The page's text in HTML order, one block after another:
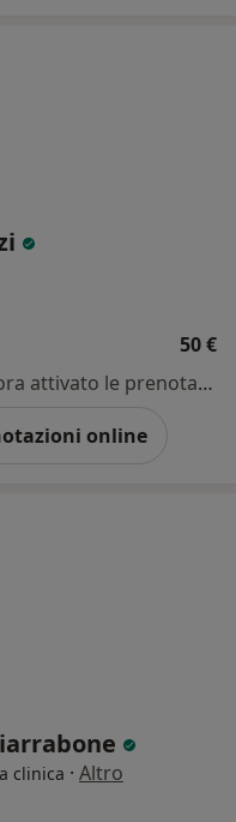
50 €
Questo dottore non ha ancora attivato le prenotazioni online presso questo indirizzo.
online
clinica · Altro